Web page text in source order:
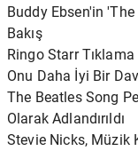
Buddy Ebsen'in
Bakış
Ringo Starr
Onu Daha İyi Bir
The Beatles Song
Olarak Adlandırıldı
Stevie Nicks, Müzik